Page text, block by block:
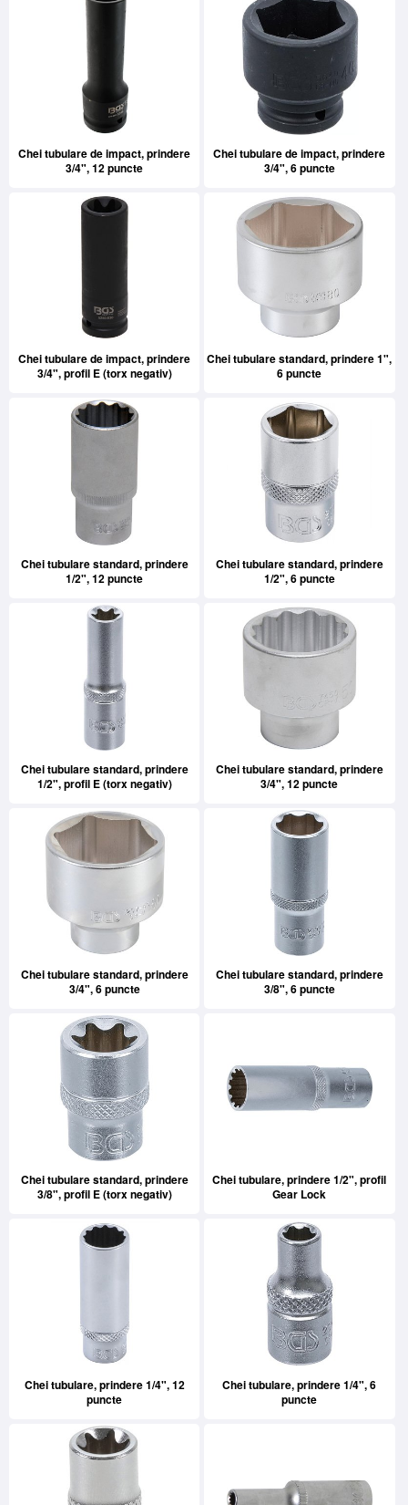
Chei tubulare de impact, prindere
3/4", 12 puncte
Chei tubulare de impact, prindere
3/4", 6 puncte
Chei tubulare de impact, prindere
3/4", profil E (torx negativ)
Chei tubulare standard, prindere 1",
6 puncte
Chei tubulare standard, prindere
1/2", 12 puncte
Chei tubulare standard, prindere
1/2", 6 puncte
Chei tubulare standard, prindere
1/2", profil E (torx negativ)
Chei tubulare standard, prindere
3/4", 12 puncte
Chei tubulare standard, prindere
3/4", 6 puncte
Chei tubulare standard, prindere
3/8", 6 puncte
Chei tubulare standard, prindere
3/8", profil E (torx negativ)
Chei tubulare, prindere 1/2", profil
Gear Lock
Chei tubulare, prindere 1/4", 12
puncte
Chei tubulare, prindere 1/4", 6
puncte